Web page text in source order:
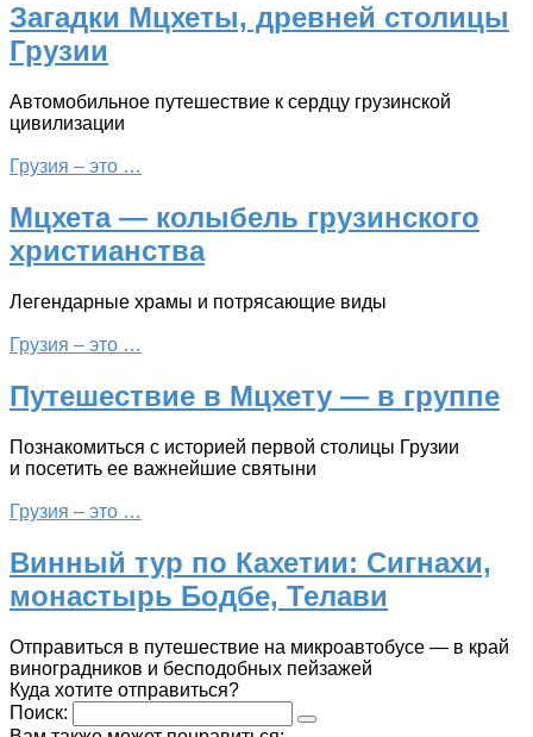
Загадки Мцхеты, древней столицы
Грузии
Автомобильное путешествие к сердцу грузинской
цивилизации
Грузия – это …
Мцхета — колыбель грузинского
христианства
Легендарные храмы и потрясающие виды
Грузия – это …
Путешествие в Мцхету — в группе
Познакомиться с историей первой столицы Грузии
и посетить ее важнейшие святыни
Грузия – это …
Винный тур по Кахетии: Сигнахи,
монастырь Бодбе, Телави
Отправиться в путешествие на микроавтобусе — в край
виноградников и бесподобных пейзажей
Куда хотите отправиться?
Поиск: